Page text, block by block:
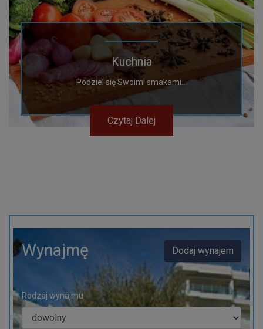
Kuchnia
Podziel się Swoimi smakami...
Czytaj Dalej
Dodaj wynajem
Wynajmę
Rodzaj wynajmu